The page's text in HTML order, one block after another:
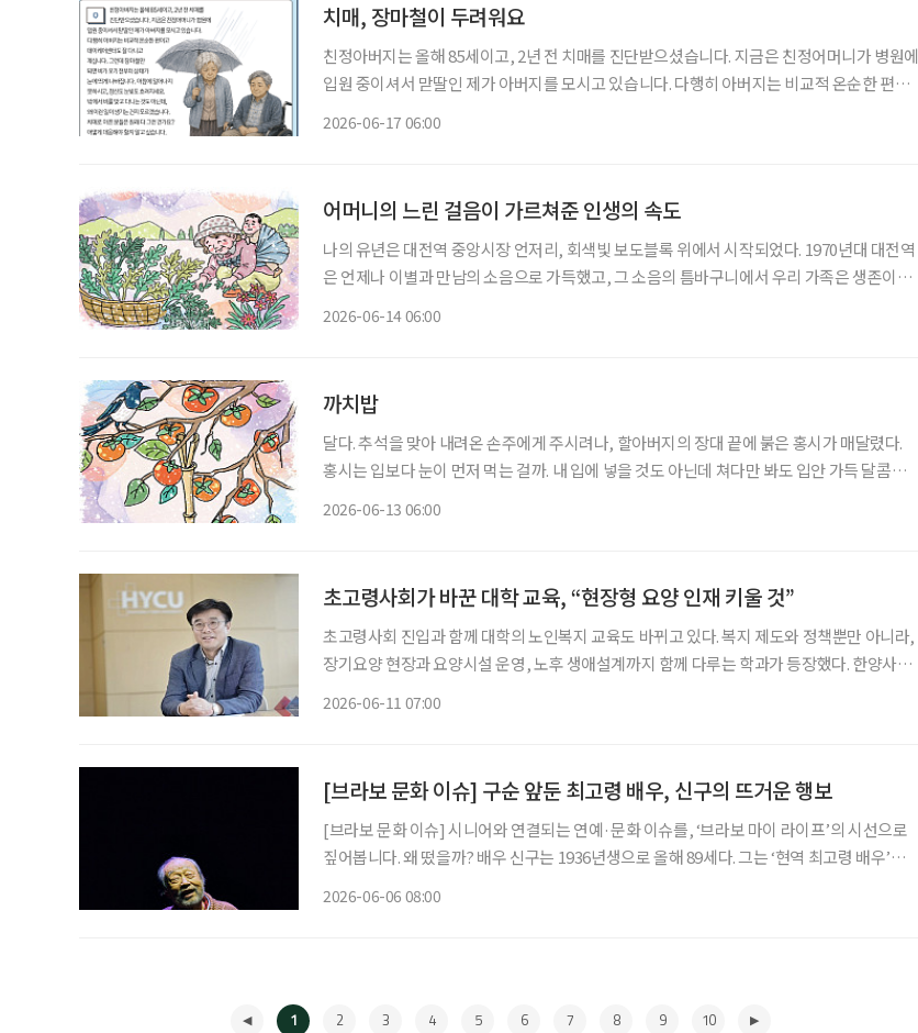
치매, 장마철이 두려워요
친정아버지는 올해 85세이고, 2년 전 치매를 진단받으셨습니다. 지금은 친정어머니가 병원에
입원 중이셔서 맏딸인 제가 아버지를 모시고 있습니다. 다행히 아버지는 비교적 온순한 편이
2026-06-17 06:00
어머니의 느린 걸음이 가르쳐준 인생의 속도
나의 유년은 대전역 중앙시장 언저리, 회색빛 보도블록 위에서 시작되었다. 1970년대 대전역
은 언제나 이별과 만남의 소음으로 가득했고, 그 소음의 틈바구니에서 우리 가족은 생존이라
2026-06-14 06:00
까치밥
달다. 추석을 맞아 내려온 손주에게 주시려나, 할아버지의 장대 끝에 붉은 홍시가 매달렸다.
홍시는 입보다 눈이 먼저 먹는 걸까. 내 입에 넣을 것도 아닌데 쳐다만 봐도 입안 가득 달콤해
2026-06-13 06:00
초고령사회가 바꾼 대학 교육, “현장형 요양 인재 키울 것”
초고령사회 진입과 함께 대학의 노인복지 교육도 바뀌고 있다. 복지 제도와 정책뿐만 아니라,
장기요양 현장과 요양시설 운영, 노후 생애설계까지 함께 다루는 학과가 등장했다. 한양사이
2026-06-11 07:00
[브라보 문화 이슈] 구순 앞둔 최고령 배우, 신구의 뜨거운 행보
[브라보 문화 이슈] 시니어와 연결되는 연예·문화 이슈를, ‘브라보 마이 라이프’의 시선으로
짚어봅니다. 왜 떴을까? 배우 신구는 1936년생으로 올해 89세다. 그는 ‘현역 최고령 배우’라
2026-06-06 08:00
1 2 3 4 5 6 7 8 9 10